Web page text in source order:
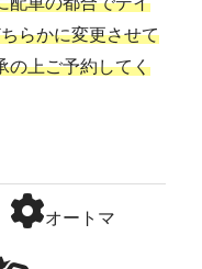
らかに変更させて
の上ご予約してく
オートマ